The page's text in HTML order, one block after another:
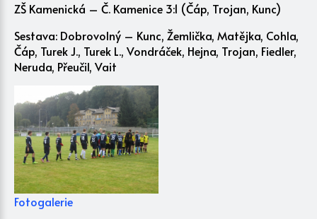
ZŠ Kamenická – Č. Kamenice 3:1 (Čáp, Trojan, Kunc)
Sestava: Dobrovolný – Kunc, Žemlička, Matějka, Cohla,
Čáp, Turek J., Turek L., Vondráček, Hejna, Trojan, Fiedler,
Neruda, Přeučil, Vait
Fotogalerie